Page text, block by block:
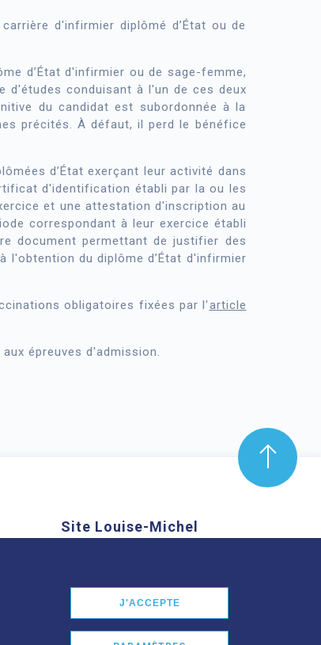
d'infirmier diplômé d’État ou de
d’État d'infirmier ou de sage-femme,
d'études conduisant à l'un de ces deux
du candidat est subordonnée à la
précités. À défaut, il perd le bénéfice
d’État exerçant leur activité dans
d'identification établi par la ou les
et une attestation d'inscription au
correspondant à leur exercice établi
document permettant de justifier des
l'obtention du diplôme d’État d'infirmier
obligatoires fixées par l'article
épreuves d'admission.
Site Louise-Michel
En savoir plus
J'ACCEPTE